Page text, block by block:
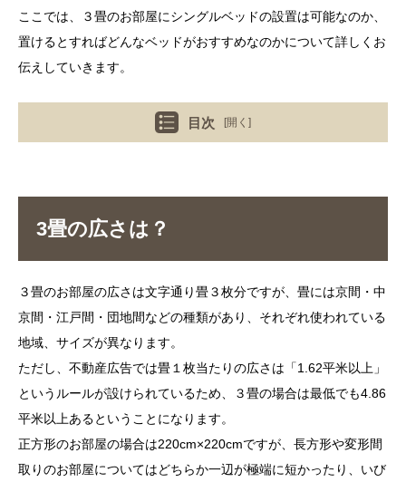
ここでは、３畳のお部屋にシングルベッドの設置は可能なのか、
置けるとすればどんなベッドがおすすめなのかについて詳しくお
伝えしていきます。
目次 [開く]
3畳の広さは？
３畳のお部屋の広さは文字通り畳３枚分ですが、畳には京間・中
京間・江戸間・団地間などの種類があり、それぞれ使われている
地域、サイズが異なります。
ただし、不動産広告では畳１枚当たりの広さは「1.62平米以上」
というルールが設けられているため、３畳の場合は最低でも4.86
平米以上あるということになります。
正方形のお部屋の場合は220cm×220cmですが、長方形や変形間
取りのお部屋についてはどちらか一辺が極端に短かったり、いび